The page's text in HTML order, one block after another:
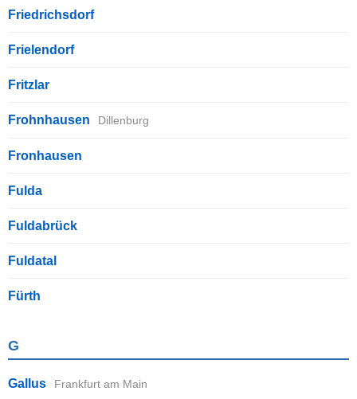
Friedrichsdorf
Frielendorf
Fritzlar
Frohnhausen Dillenburg
Fronhausen
Fulda
Fuldabrück
Fuldatal
Fürth
G
Gallus Frankfurt am Main